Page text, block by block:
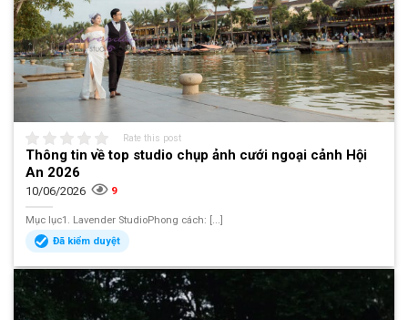
Rate this post
Thông tin về top studio chụp ảnh cưới ngoại cảnh Hội
An 2026
10/06/2026 9
Mục lục1. Lavender StudioPhong cách: [...]
Đã kiểm duyệt